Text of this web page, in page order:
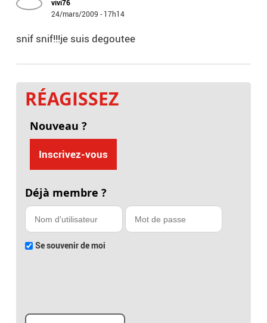
vivi76
24/mars/2009 - 17h14
snif snif!!!je suis degoutee
RÉAGISSEZ
Nouveau ?
Inscrivez-vous
Déjà membre ?
Se souvenir de moi